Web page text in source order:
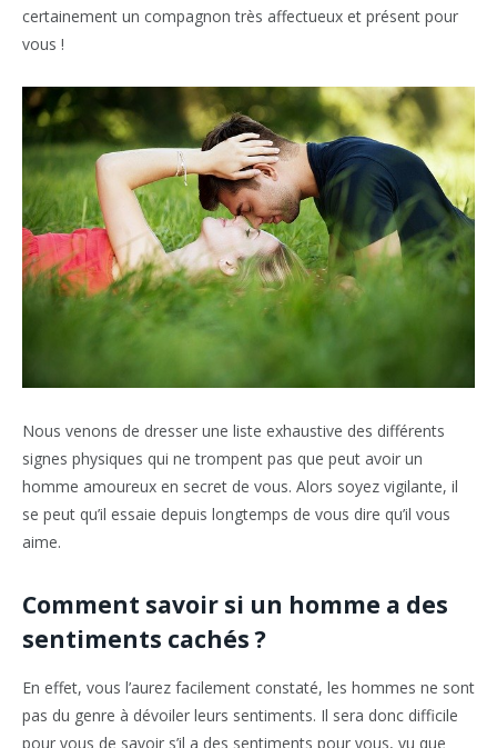
certainement un compagnon très affectueux et présent pour
vous !
Nous venons de dresser une liste exhaustive des différents
signes physiques qui ne trompent pas que peut avoir un
homme amoureux en secret de vous. Alors soyez vigilante, il
se peut qu’il essaie depuis longtemps de vous dire qu’il vous
aime.
Comment savoir si un homme a des
sentiments cachés ?
En effet, vous l’aurez facilement constaté, les hommes ne sont
pas du genre à dévoiler leurs sentiments. Il sera donc difficile
pour vous de savoir s’il a des sentiments pour vous, vu que